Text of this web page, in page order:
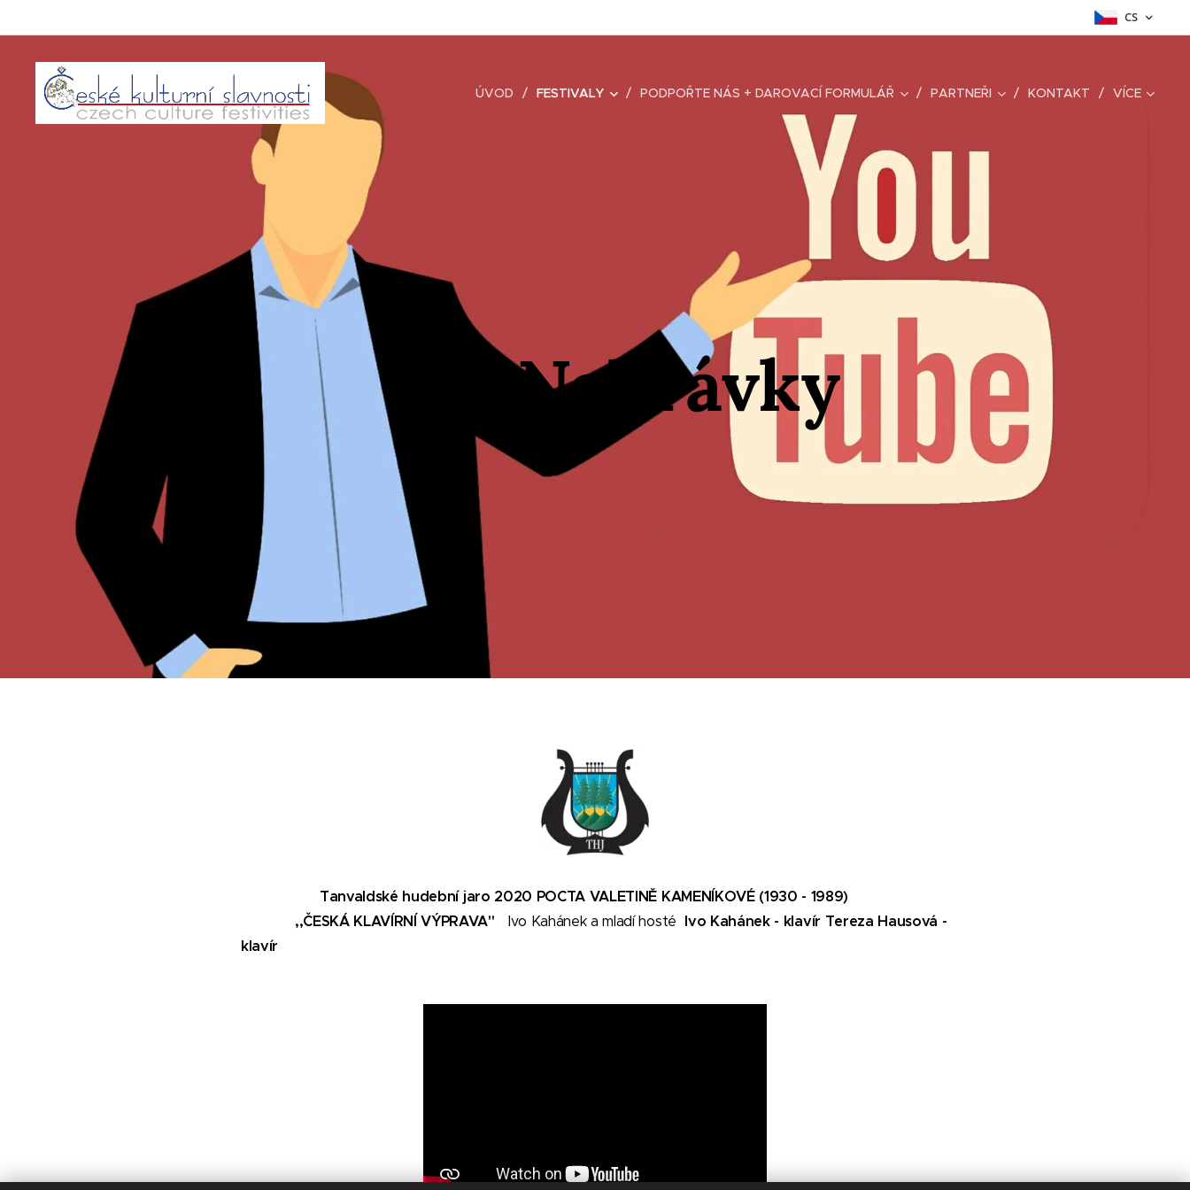
CS
ÚVOD FESTIVALY PODPOŘTE NÁS + DAROVACÍ FORMULÁŘ PARTNEŘI KONTAKT VÍCE
Nahrávky
Tanvaldské hudební jaro 2020 POCTA VALETINĚ KAMENÍKOVÉ (1930 - 1989)
,,ČESKÁ KLAVÍRNÍ VÝPRAVA" Ivo Kahánek a mladí hosté Ivo Kahánek - klavír Tereza Hausová -
klavír